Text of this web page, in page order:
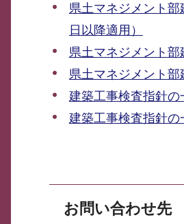
県土マネジメント
日以降適用）
県土マネジメント部
県土マネジメント部
建築工事検査指針の
建築工事検査指針の
お問い合わせ先